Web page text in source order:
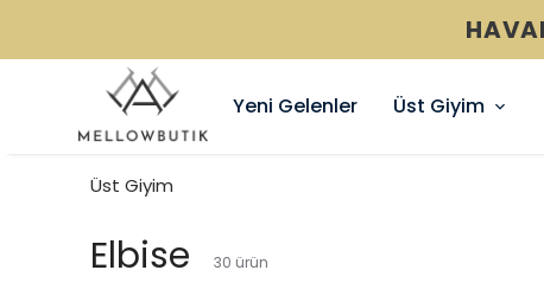
Yeni Gelenler Üst Giyim
Üst Giyim
Elbise 30 ürün